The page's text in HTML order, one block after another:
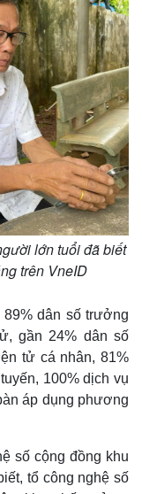
khoán
lớn tuổi đã biết
trên VneID
dân số trưởng
gần 24% dân số
tử cá nhân, 81%
100% dịch vụ
áp dụng phương
số cộng đồng khu
tổ công nghệ số